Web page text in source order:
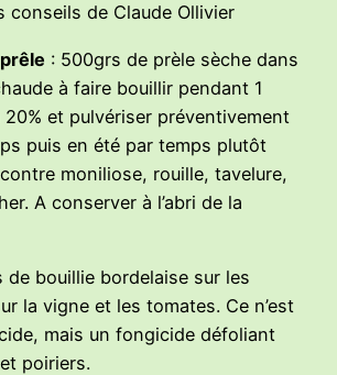
conseils de Claude Ollivier
: 500grs de prèle sèche dans
à faire bouillir pendant 1
20% et pulvériser préventivement
puis en été par temps plutôt
moniliose, rouille, tavelure,
A conserver à l’abri de la
de bouillie bordelaise sur les
la vigne et les tomates. Ce n’est
mais un fongicide défoliant
poiriers.